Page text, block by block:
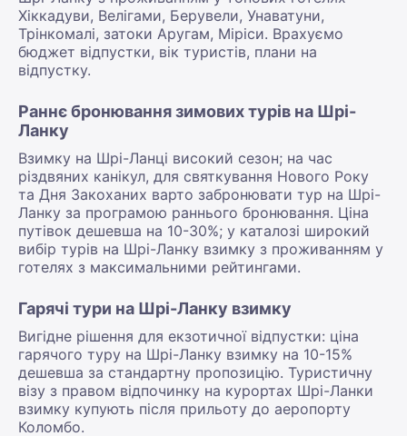
Хіккадуви, Велігами, Берувели, Унаватуни,
Трінкомалі, затоки Аругам, Міріси. Врахуємо
бюджет відпустки, вік туристів, плани на
відпустку.
Раннє бронювання зимових турів на Шрі-
Ланку
Взимку на Шрі-Ланці високий сезон; на час
різдвяних канікул, для святкування Нового Року
та Дня Закоханих варто забронювати тур на Шрі-
Ланку за програмою раннього бронювання. Ціна
путівок дешевша на 10-30%; у каталозі широкий
вибір турів на Шрі-Ланку взимку з проживанням у
готелях з максимальними рейтингами.
Гарячі тури на Шрі-Ланку взимку
Вигідне рішення для екзотичної відпустки: ціна
гарячого туру на Шрі-Ланку взимку на 10-15%
дешевша за стандартну пропозицію. Туристичну
візу з правом відпочинку на курортах Шрі-Ланки
взимку купують після прильоту до аеропорту
Коломбо.